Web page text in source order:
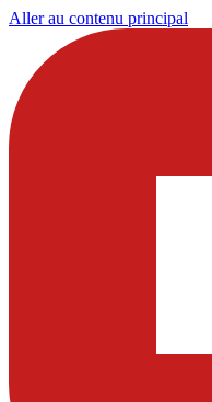
Aller au contenu principal